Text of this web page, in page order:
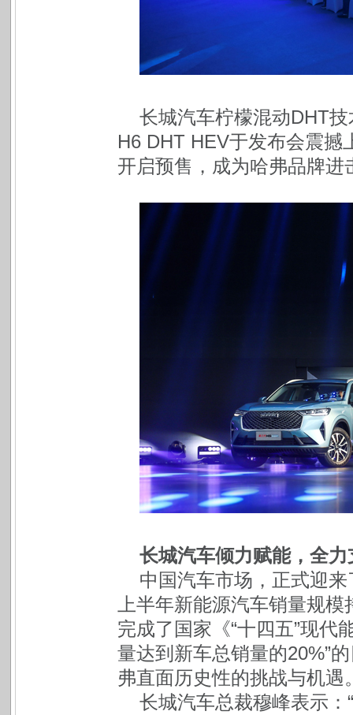
长城汽车柠檬混动DHT
H6 DHT HEV于发布会震撼
开启预售，成为哈弗品牌进
长城汽车倾力赋能，全
中国汽车市场，正式迎
上半年新能源汽车销量规
完成了国家《“十四五”现代
量达到新车总销量的20%”
弗直面历史性的挑战与机遇
长城汽车总裁穆峰表示